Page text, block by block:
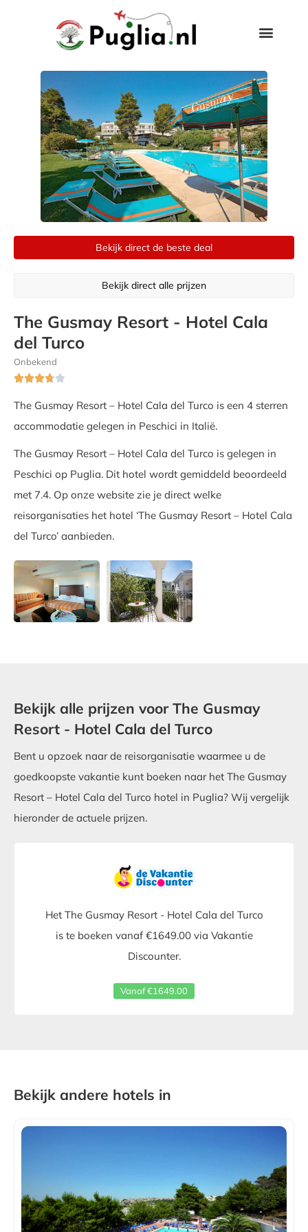
Bekijk direct de beste deal
Bekijk direct alle prijzen
The Gusmay Resort - Hotel Cala
del Turco
Onbekend

The Gusmay Resort – Hotel Cala del Turco is een 4 sterren
accommodatie gelegen in Peschici in Italië.
The Gusmay Resort – Hotel Cala del Turco is gelegen in
Peschici op Puglia. Dit hotel wordt gemiddeld beoordeeld
met 7.4. Op onze website zie je direct welke
reisorganisaties het hotel ‘The Gusmay Resort – Hotel Cala
del Turco’ aanbieden.
Bekijk alle prijzen voor The Gusmay
Resort - Hotel Cala del Turco
Bent u opzoek naar de reisorganisatie waarmee u de
goedkoopste vakantie kunt boeken naar het The Gusmay
Resort – Hotel Cala del Turco hotel in Puglia? Wij vergelijk
hieronder de actuele prijzen.
Het The Gusmay Resort - Hotel Cala del Turco
is te boeken vanaf €1649.00 via Vakantie
Discounter.
Vanaf €1649.00
Bekijk andere hotels in